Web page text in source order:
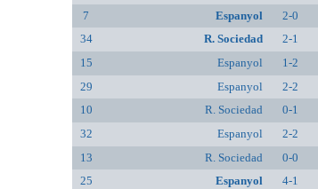
7
Espanyol 2-0
34
R. Sociedad 2-1
15
Espanyol 1-2
29
Espanyol 2-2
10
R. Sociedad 0-1
32
Espanyol 2-2
13
R. Sociedad 0-0
25
Espanyol 4-1